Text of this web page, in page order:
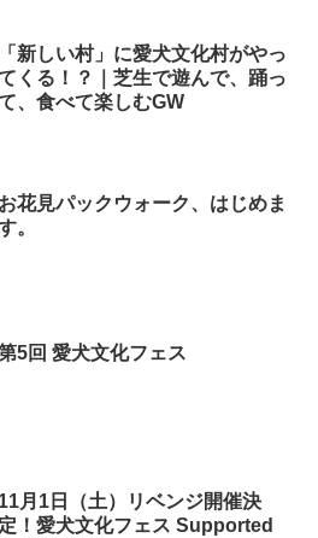
「新しい村」に愛犬文化村がやっ
くる！？｜芝生で遊んで、踊っ
、食べて楽しむGW
お花見パックウォーク、はじめま
。
5回 愛犬文化フェス
11月1日（土）リベンジ開催決
定！愛犬文化フェス Supported